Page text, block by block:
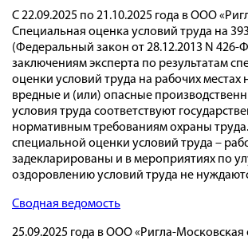
С 22.09.2025 по 21.10.2025 года в ООО
Специальная оценка условий труда на
(Федеральный закон от 28.12.2013 N 426-
заключениям эксперта по результатам
оценки условий труда на рабочих местах
вредные и (или) опасные
условия труда соответствуют
нормативным требованиям охраны
специальной оценки условий труда –
задекларированы и в мероприятиях по
оздоровлению условий труда не
Сводная ведомость
25.09.2025 года в ООО «Ригла-Московская